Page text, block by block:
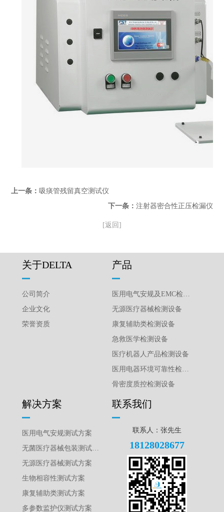
上一条：吸痰管残留真空测试仪
下一条： 注射器密合性正压检漏仪
[返回]
关于DELTA
公司简介
企业文化
荣誉资质
产品
无源医疗器械检测设备
康复辅助类检测设备
急救医学检测设备
医疗机器人产品检测设备
骨密度质控检测设备
解决方案
医用电气安规测试方案
无源医疗器械测试方案
生物相容性测试方案
康复辅助类测试方案
多参数监护仪测试方案
联系我们
联系人：张先生
18128028677